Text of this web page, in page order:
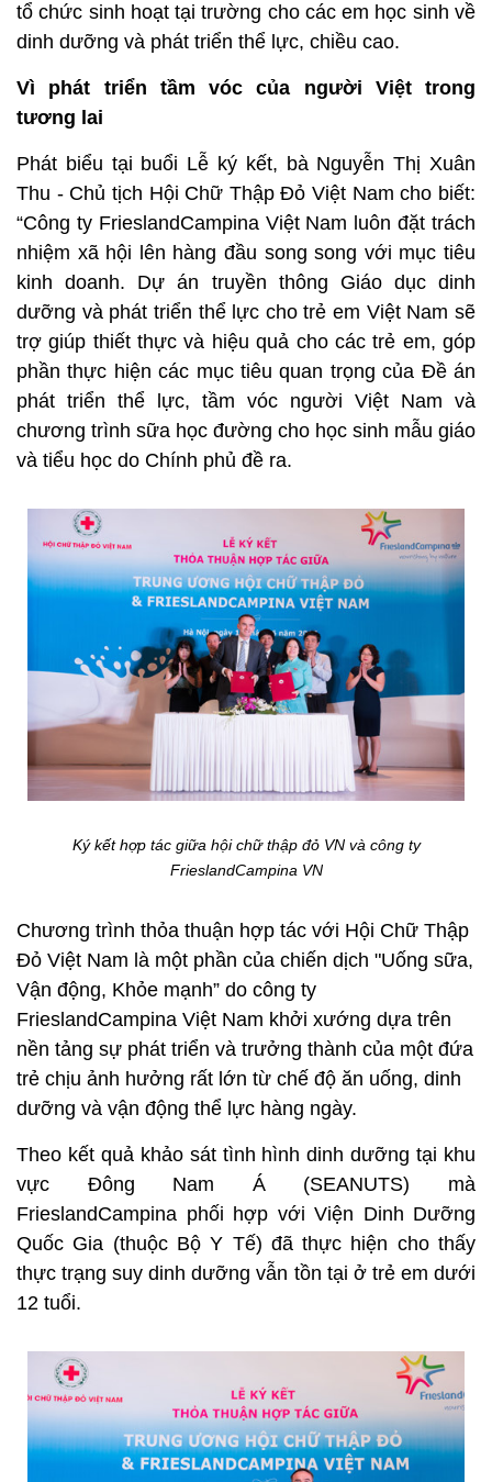
tổ chức sinh hoạt tại trường cho các em học sinh về
dinh dưỡng và phát triển thể lực, chiều cao.
Vì phát triển tầm vóc của người Việt trong
tương lai
Phát biểu tại buổi Lễ ký kết, bà Nguyễn Thị Xuân
Thu - Chủ tịch Hội Chữ Thập Đỏ Việt Nam cho biết:
“Công ty FrieslandCampina Việt Nam luôn đặt trách
nhiệm xã hội lên hàng đầu song song với mục tiêu
kinh doanh. Dự án truyền thông Giáo dục dinh
dưỡng và phát triển thể lực cho trẻ em Việt Nam sẽ
trợ giúp thiết thực và hiệu quả cho các trẻ em, góp
phần thực hiện các mục tiêu quan trọng của Đề án
phát triển thể lực, tầm vóc người Việt Nam và
chương trình sữa học đường cho học sinh mẫu giáo
và tiểu học do Chính phủ đề ra.
Ký kết hợp tác giữa hội chữ thập đỏ VN và công ty
FrieslandCampina VN
Chương trình thỏa thuận hợp tác với Hội Chữ Thập
Đỏ Việt Nam là một phần của chiến dịch "Uống sữa,
Vận động, Khỏe mạnh” do công ty
FrieslandCampina Việt Nam khởi xướng dựa trên
nền tảng sự phát triển và trưởng thành của một đứa
trẻ chịu ảnh hưởng rất lớn từ chế độ ăn uống, dinh
dưỡng và vận động thể lực hàng ngày.
Theo kết quả khảo sát tình hình dinh dưỡng tại khu
vực Đông Nam Á (SEANUTS) mà
FrieslandCampina phối hợp với Viện Dinh Dưỡng
Quốc Gia (thuộc Bộ Y Tế) đã thực hiện cho thấy
thực trạng suy dinh dưỡng vẫn tồn tại ở trẻ em dưới
12 tuổi.